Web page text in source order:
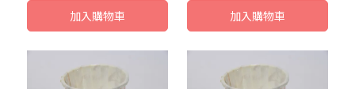
加入購物車 加入購物車